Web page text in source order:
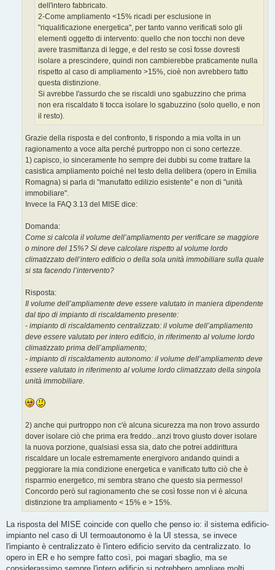
dell'intero fabbricato.
2-Come ampliamento <15% ricadi per esclusione in
"riqualificazione energetica", per tanto vanno verificati solo gli
elementi oggetto di intervento: quello che non tocchi non deve
avere trasmittanza di legge, e del resto se così fosse dovresti
isolare a prescindere, quindi non cambierebbe praticamente nulla
rispetto al caso di ampliamento >15%, cioè non avrebbero fatto
questa distinzione.
Si avrebbe l'assurdo che se riscaldi uno sgabuzzino che prima
non era riscaldato ti tocca isolare lo sgabuzzino (solo quello, e non
il resto).
Grazie della risposta e del confronto, ti rispondo a mia volta in un
ragionamento a voce alta perché purtroppo non ci sono certezze.
1) capisco, io sinceramente ho sempre dei dubbi su come trattare la
casistica ampliamento poiché nel testo della delibera (opero in Emilia
Romagna) si parla di "manufatto edilizio esistente" e non di "unità
immobiliare".
Invece la FAQ 3.13 del MISE dice:
Domanda:
Come si calcola il volume dell’ampliamento per verificare se maggiore
o minore del 15%? Si deve calcolare rispetto al volume lordo
climatizzato dell’intero edificio o della sola unità immobiliare sulla quale
si sta facendo l’intervento?
Risposta:
Il volume dell’ampliamente deve essere valutato in maniera dipendente
dal tipo di impianto di riscaldamento presente:
- impianto di riscaldamento centralizzato: il volume dell’ampliamento
deve essere valutato per intero edificio, in riferimento al volume lordo
climatizzato prima dell’ampliamento;
- impianto di riscaldamento autonomo: il volume dell’ampliamento deve
essere valutato in riferimento al volume lordo climatizzato della singola
unità immobiliare.
2) anche qui purtroppo non c'è alcuna sicurezza ma non trovo assurdo
dover isolare ciò che prima era freddo...anzi trovo giusto dover isolare
la nuova porzione, qualsiasi essa sia, dato che potrei addirittura
riscaldare un locale estremamente energivoro andando quindi a
peggiorare la mia condizione energetica e vanificato tutto ciò che è
risparmio energetico, mi sembra strano che questo sia permesso!
Concordo però sul ragionamento che se così fosse non vi è alcuna
distinzione tra ampliamento < 15% e > 15%.
La risposta del MISE coincide con quello che penso io: il sistema edificio-
impianto nel caso di UI termoautonomo è la UI stessa, se invece
l'impianto è centralizzato è l'intero edificio servito da centralizzato. Io
opero in ER e ho sempre fatto così, poi magari sbaglio, ma se